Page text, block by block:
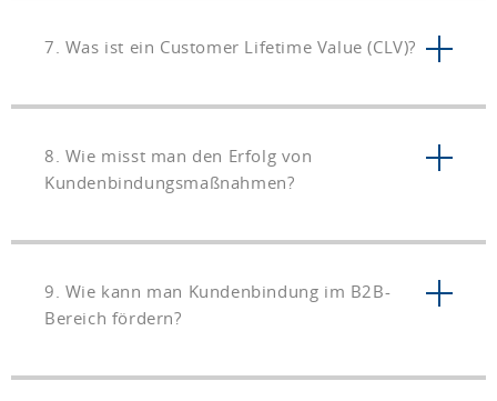
7. Was ist ein Customer Lifetime Value (CLV)?
8. Wie misst man den Erfolg von
Kundenbindungsmaßnahmen?
9. Wie kann man Kundenbindung im B2B-
Bereich fördern?